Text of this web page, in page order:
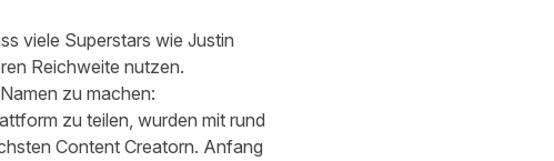
viele Superstars wie Justin
Reichweite nutzen.
zu machen:
zu teilen, wurden mit rund
Content Creatorn. Anfang